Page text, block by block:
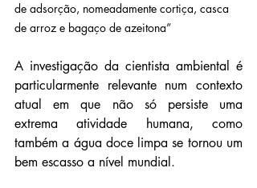
de adsorção, nomeadamente cortiça, casca
de arroz e bagaço de azeitona”
A investigação da cientista ambiental é
particularmente relevante num contexto
atual em que não só persiste uma
extrema atividade humana, como
também a água doce limpa se tornou um
bem escasso a nível mundial.